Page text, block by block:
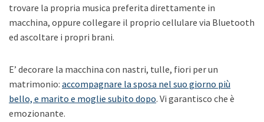
trovare la propria musica preferita direttamente in
macchina, oppure collegare il proprio cellulare via Bluetooth
ed ascoltare i propri brani.
E’ decorare la macchina con nastri, tulle, fiori per un
matrimonio: accompagnare la sposa nel suo giorno più
bello, e marito e moglie subito dopo. Vi garantisco che è
emozionante.